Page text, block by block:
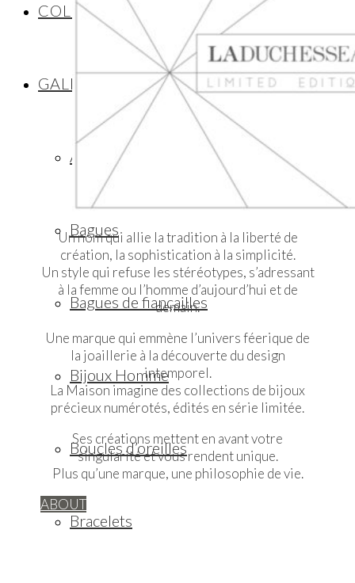
COLLECTIONS
GALERIE
Alliances
Bagues
Bagues de fiançailles
Bijoux Homme
Boucles d’oreilles
Bracelets
Un nom qui allie la tradition à la liberté de
création, la sophistication à la simplicité.
Un style qui refuse les stéréotypes, s’adressant
à la femme ou l’homme d’aujourd’hui et de
demain.
Une marque qui emmène l’univers féerique de
la joaillerie à la découverte du design
intemporel.
La Maison imagine des collections de bijoux
précieux numérotés, édités en série limitée.
Ses créations mettent en avant votre
singularité et vous rendent unique.
Plus qu’une marque, une philosophie de vie.
ABOUT